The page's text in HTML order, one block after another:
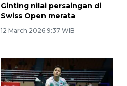
Ginting nilai persaingan di
Swiss Open merata
12 March 2026 9:37 WIB